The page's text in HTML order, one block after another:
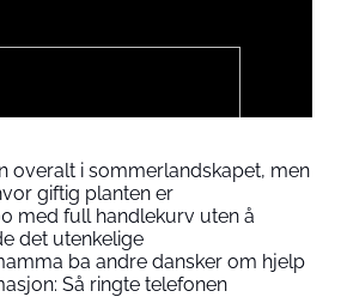
tredjepartsinnhold. Personopplysninger
leverandøren av innholdet og andre
tredjepartstjenester.
overalt i sommerlandskapet, men
giftig planten er
med full handlekurv uten å
det utenkelige
ba andre dansker om hjelp
Så ringte telefonen